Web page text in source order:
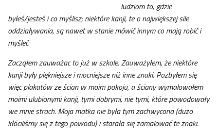
ludziom to, gdzie
byłeś/jesteś i co myślisz; niektóre kanji, te o największej sile
oddziaływania, są nawet w stanie mówić innym co mają robić i
myśleć.
Zacząłem zauważac to już w szkole. Zauważyłem, że niektóre
kanji były piękniejsze i mocniejsze niż inne znaki. Pozbyłem się
więc plakatów ze ścian w moim pokoju, a ściany wymalowałem
moimi ulubionymi kanji, tymi dobrymi, nie tymi, które powodowały
we mnie strach. Moja matka nie była tym zachwycona (dużo
kłóciliśmy się z tego powodu) i starała się zamalować te znaki.